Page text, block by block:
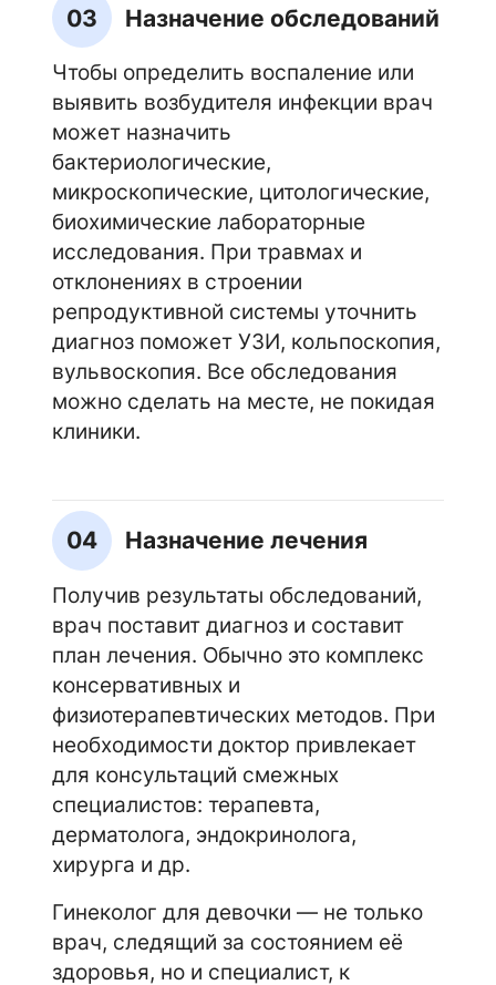
03 Назначение обследований
Чтобы определить воспаление или
выявить возбудителя инфекции врач
может назначить
бактериологические,
микроскопические, цитологические,
биохимические лабораторные
исследования. При травмах и
отклонениях в строении
репродуктивной системы уточнить
диагноз поможет УЗИ, кольпоскопия,
вульвоскопия. Все обследования
можно сделать на месте, не покидая
клиники.
04 Назначение лечения
Получив результаты обследований,
врач поставит диагноз и составит
план лечения. Обычно это комплекс
консервативных и
физиотерапевтических методов. При
необходимости доктор привлекает
для консультаций смежных
специалистов: терапевта,
дерматолога, эндокринолога,
хирурга и др.
Гинеколог для девочки — не только
врач, следящий за состоянием её
здоровья, но и специалист, к